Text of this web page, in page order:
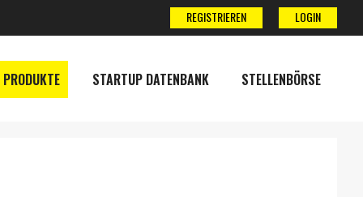
LOGIN
REGISTRIEREN
STARTUP DATENBANK STELLENBÖRSE